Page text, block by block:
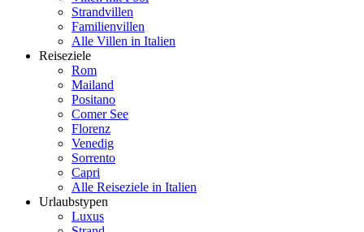
Strandvillen
Familienvillen
Alle Villen in Italien
Reiseziele
Rom
Mailand
Positano
Comer See
Florenz
Venedig
Sorrento
Capri
Alle Reiseziele in Italien
Urlaubstypen
Luxus